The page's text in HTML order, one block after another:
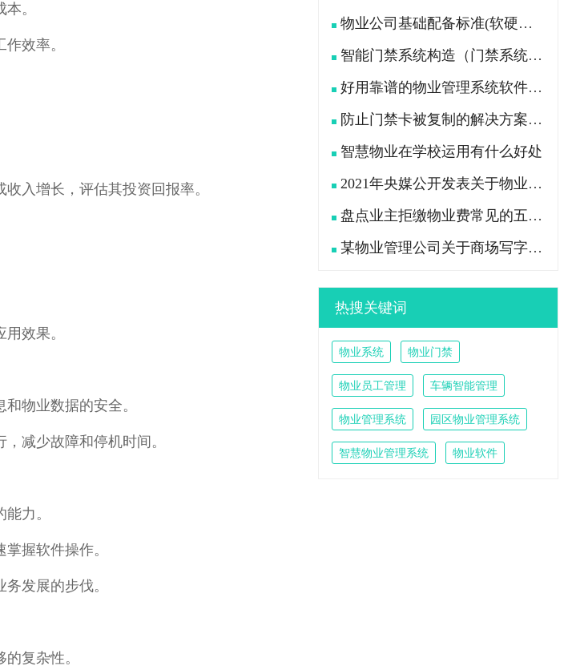
。
效率。
入增长，评估其投资回报率。
效果。
物业数据的安全。
减少故障和停机时间。
力。
握软件操作。
发展的步伐。
复杂性。
物业公司基础配备标准(软硬件设施配备及各岗位员工配置)
智能门禁系统构造（门禁系统由哪些设备组成）
好用靠谱的物业管理系统软件推荐
防止门禁卡被复制的解决方案升级宅总管智能门禁系统
智慧物业在学校运用有什么好处
2021年央媒公开发表关于物业新规的问题
盘点业主拒缴物业费常见的五大原因
某物业管理公司关于商场写字楼大堂卫生工作流程标准
热搜关键词
物业系统 物业门禁
物业员工管理 车辆智能管理
物业管理系统 园区物业管理系统
智慧物业管理系统 物业软件